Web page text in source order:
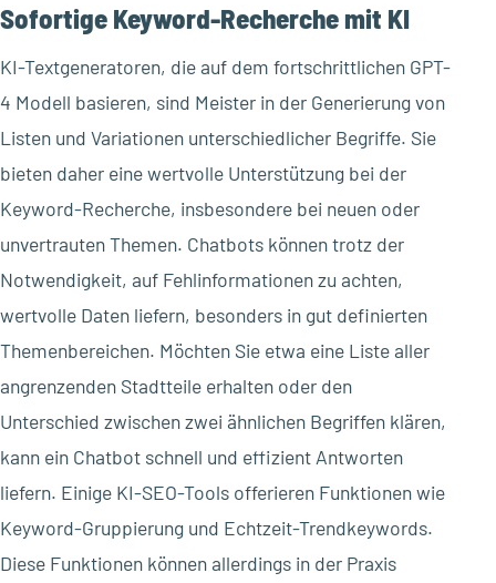
Sofortige Keyword-Recherche mit KI
KI-Textgeneratoren, die auf dem fortschrittlichen GPT-
4 Modell basieren, sind Meister in der Generierung von
Listen und Variationen unterschiedlicher Begriffe. Sie
bieten daher eine wertvolle Unterstützung bei der
Keyword-Recherche, insbesondere bei neuen oder
unvertrauten Themen. Chatbots können trotz der
Notwendigkeit, auf Fehlinformationen zu achten,
wertvolle Daten liefern, besonders in gut definierten
Themenbereichen. Möchten Sie etwa eine Liste aller
angrenzenden Stadtteile erhalten oder den
Unterschied zwischen zwei ähnlichen Begriffen klären,
kann ein Chatbot schnell und effizient Antworten
liefern. Einige KI-SEO-Tools offerieren Funktionen wie
Keyword-Gruppierung und Echtzeit-Trendkeywords.
Diese Funktionen können allerdings in der Praxis